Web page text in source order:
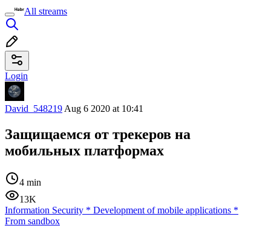
All streams
Login
David_548219 Aug 6 2020 at 10:41
Защищаемся от трекеров на
мобильных платформах
4 min
13K
Information Security * Development of mobile applications *
From sandbox